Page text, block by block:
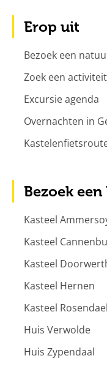
Erop uit
Bezoek een
Zoek een activiteit
Excursie agenda
Overnachten in
Bezoek een
Kasteel
Kasteel
Kasteel
Kasteel Hernen
Kasteel Rosendael
Huis Verwolde
Huis Zypendaal